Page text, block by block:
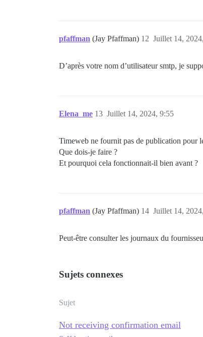
pfaffman (Jay Pfaffman) Juillet 14,
12
D’après votre nom d’utilisateur smtp, je
Elena_me Juillet 14, 2024, 9:55
13
Timeweb ne fournit pas de publication pour
Que dois-je faire ?
Et pourquoi cela fonctionnait-il bien avant ?
pfaffman (Jay Pfaffman) Juillet 14,
14
Peut-être consulter les journaux du
Sujets connexes
Sujet
Not receiving confirmation email